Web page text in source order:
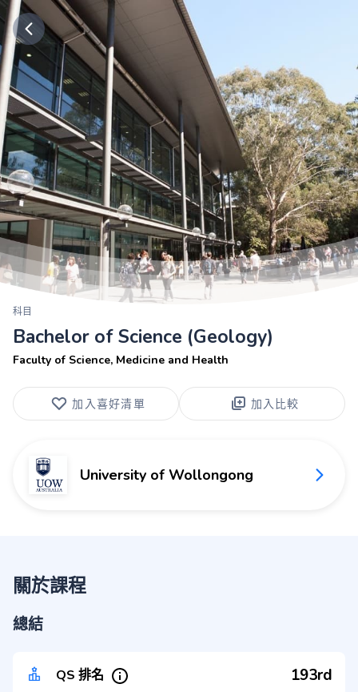
科目
Bachelor of Science (Geology)
Faculty of Science, Medicine and Health
加入喜好清單 加入比較
University of Wollongong
關於課程
總結
QS 排名 193rd